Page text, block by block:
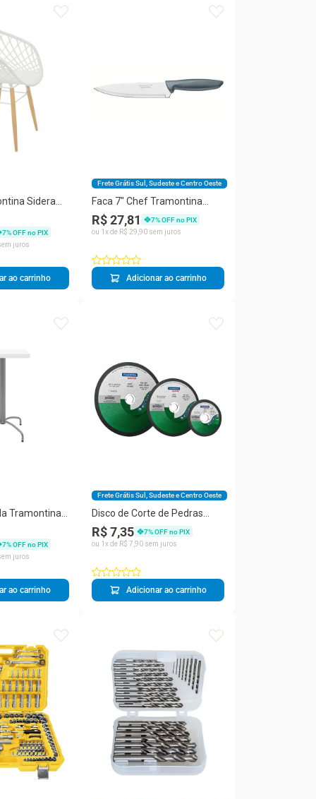
Sidera
com
7% OFF no PIX
juros
ao carrinho
Frete Grátis Sul, Sudeste e Centro Oeste
Faca 7" Chef Tramontina
Plenus em Aço Inox - Cinza
R$ 27,81 7% OFF no PIX
ou 1 x de R$ 29 90sem juros
Adicionar ao carrinho
Tramontina
em
com
7% OFF no PIX
juros
ao carrinho
Frete Grátis Sul, Sudeste e Centro Oeste
Disco de Corte de Pedras
Tramontina 4.1/2"
R$ 7,35 7% OFF no PIX
ou 1 x de R$ 7 90sem juros
Adicionar ao carrinho